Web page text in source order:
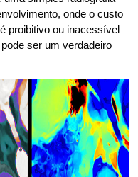
onde o custo
proibitivo ou inacessível
ser um verdadeiro